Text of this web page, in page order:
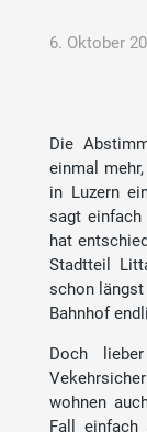
6. Oktober
Die
einmal
in Luzern
sagt einfach
hat
Stadtteil
schon
Bahnhof
Doch
wohnen
Fall einfach